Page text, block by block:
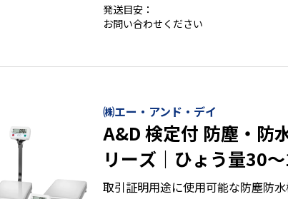
発送目安：
お問い合わせください
㈱エー・アンド・デイ
A&D 検定付 防塵・防
リーズ｜ひょう量30
0.005～0.05kg
取引証明用途に使用可能な防塵防